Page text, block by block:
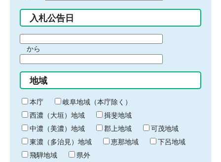
入札公告日
間
始
り
から
間
終
わ
り
地域
本庁
岐阜地域（本庁除く）
西濃（大垣）地域
揖斐地域
中濃（美濃）地域
郡上地域
可茂地域
東濃（多治見）地域
恵那地域
下呂地域
飛騨地域
県外